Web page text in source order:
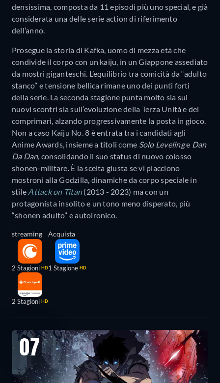
densissima, composta da 11 episodi più uno special, e già
considerata una delle serie action di riferimento
dell’anno.
Prosegue la storia di Kafka, uomo di mezza età che
condivide il corpo con un kaiju, in un Giappone assediato
da mostri giganteschi. L’equilibrio tra comicità da “adulto
stanco” e tensione bellica rimane uno dei punti forti
della serie. La seconda stagione punta molto sia sui
nuovi scontri sia sull’evoluzione della Terza Unità e dei
comprimari, alzando progressivamente la posta in gioco.
Non a caso Kaiju No. 8 è entrata tra i candidati agli
Anime Awards, insieme a titoli come Solo Levelinge Dan
Da Dan, consolidando il suo status di nuovo colosso
shonen-militare. È la scelta giusta se vi piacciono
mostroni alla Godzilla, dinamiche da corpo speciale in
stile Attack on Titan(2013 - 2023) ma con un
protagonista insolito e un tono meno disperato, più
“shonen adulto” e autoironico.
streaming
2 Stagioni HD
2 Stagioni HD
Acquista
1 Stagione HD
07